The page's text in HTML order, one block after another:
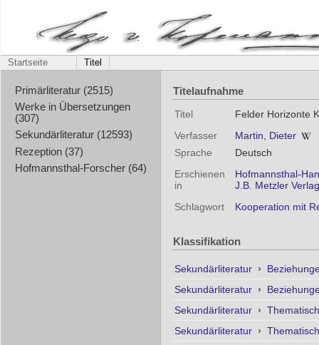
Startseite Titel
Primärliteratur (2515)
Werke in Übersetzungen
(307)
Sekundärliteratur (12593)
Rezeption (37)
Hofmannsthal-Forscher (64)
Titelaufnahme
Titel
Felder Horizonte
Verfasser
Martin, Dieter
Sprache
Deutsch
Erschienen
in
Hofmannsthal-
J.B. Metzler
Schlagwort
Kooperation mit
Klassifikation
Sekundärliteratur ›
Sekundärliteratur ›
Sekundärliteratur ›
Sekundärliteratur ›